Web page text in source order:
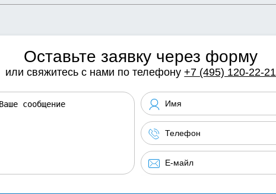
Оставьте заявку через форму
или свяжитесь с нами по телефону+7 (495) 120-22-21